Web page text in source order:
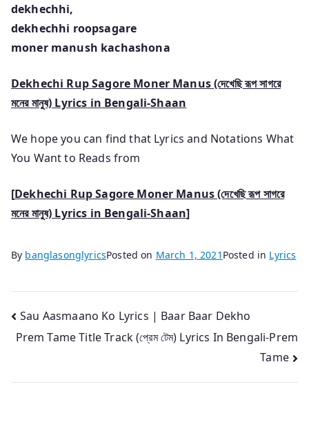
dekhechhi,
dekhechhi roopsagare
moner manush kachashona
Dekhechi RupSagore Moner Manus (দেখেছি রূপ সাগরে
মনের মানুষ) Lyrics in Bengali-Shaan
We hope you can find that Lyrics and Notations What
You Want to Reads from
[Dekhechi Rup Sagore Moner Manus (দেখেছি রূপ সাগরে
মনের মানুষ) Lyrics in Bengali-Shaan]
By banglasonglyricsPosted on March 1, 2021 Posted in Lyrics
Post
navigation
Sau Aasmaano Ko Lyrics | Baar Baar Dekho
Prem Tame Title Track (প্রেম টেম) Lyrics In Bengali-Prem
Tame